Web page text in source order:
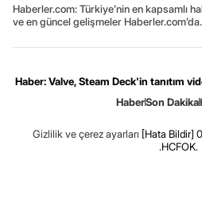
Haberler.com: Türkiye’nin en kapsamlı
ve en güncel gelişmeler Haberler.com’da.
Haber: Valve, Steam Deck'in tanıtım
HaberSon Dakika
Gizlilik ve çerez ayarları [Hata Bildir]
.HCFOK.